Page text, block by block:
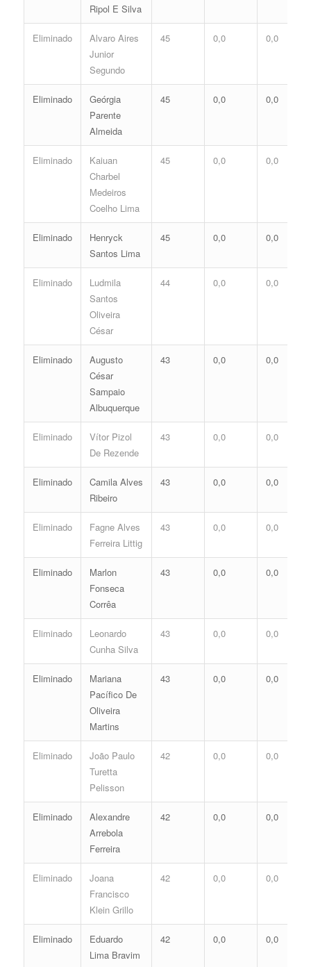
Ripol E Silva
Eliminado
Alvaro Aires
Junior
Segundo
45 0,0 0,0
Eliminado
Geórgia
Parente
Almeida
45 0,0 0,0
Eliminado
Kaiuan
Charbel
Medeiros
Coelho Lima
45 0,0 0,0
Eliminado
Henryck
Santos Lima
45 0,0 0,0
Eliminado
Ludmila
Santos
Oliveira
César
44 0,0 0,0
Eliminado
Augusto
César
Sampaio
Albuquerque
43 0,0 0,0
Eliminado
Vítor Pizol
De Rezende
43 0,0 0,0
Eliminado
Camila Alves
Ribeiro
43 0,0 0,0
Eliminado
Fagne Alves
Ferreira Littig
43 0,0 0,0
Eliminado
Marlon
Fonseca
Corrêa
43 0,0 0,0
Eliminado
Leonardo
Cunha Silva
43 0,0 0,0
Eliminado
Mariana
Pacífico De
Oliveira
Martins
43 0,0 0,0
Eliminado
João Paulo
Turetta
Pelisson
42 0,0 0,0
Eliminado
Alexandre
Arrebola
Ferreira
42 0,0 0,0
Eliminado
Joana
Francisco
Klein Grillo
42 0,0 0,0
Eliminado
Eduardo
Lima Bravim
42 0,0 0,0